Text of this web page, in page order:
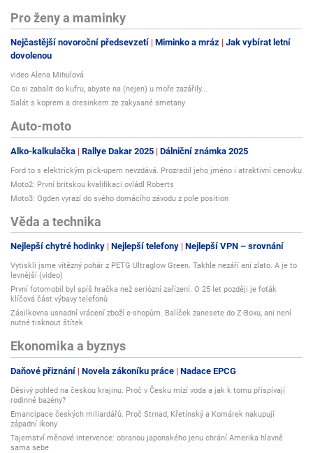
Pro ženy a maminky
Nejčastější novoroční předsevzetí Miminko a mráz Jak vybírat letní
dovolenou
video Alena Mihulová
Co si zabalit do kufru, abyste na (nejen) u moře zazářily...
Salát s koprem a dresinkem ze zakysané smetany
Auto-moto
Alko-kalkulačka Rallye Dakar 2025 Dálniční známka 2025
Ford to s elektrickým pick-upem nevzdává. Prozradil jeho jméno i atraktivní cenovku
Moto2: První britskou kvalifikaci ovládl Roberts
Moto3: Ogden vyrazí do svého domácího závodu z pole position
Věda a technika
Nejlepší chytré hodinky Nejlepší telefony Nejlepší VPN – srovnání
Vytiskli jsme vítězný pohár z PETG Ultraglow Green. Takhle nezáří ani zlato. A je to
levnější (video)
První fotomobil byl spíš hračka než seriózní zařízení. O 25 let později je foťák
klíčová část výbavy telefonů
Zásilkovna usnadní vrácení zboží e-shopům. Balíček zanesete do Z-Boxu, ani není
nutné tisknout štítek
Ekonomika a byznys
Daňové přiznání Novela zákoníku práce Nadace EPCG
Děsivý pohled na českou krajinu. Proč v Česku mizí voda a jak k tomu přispívají
rodinné bazény?
Emancipace českých miliardářů. Proč Strnad, Křetínský a Komárek nakupují
západní ikony
Tajemství měnové intervence: obranou japonského jenu chrání Amerika hlavně
sama sebe